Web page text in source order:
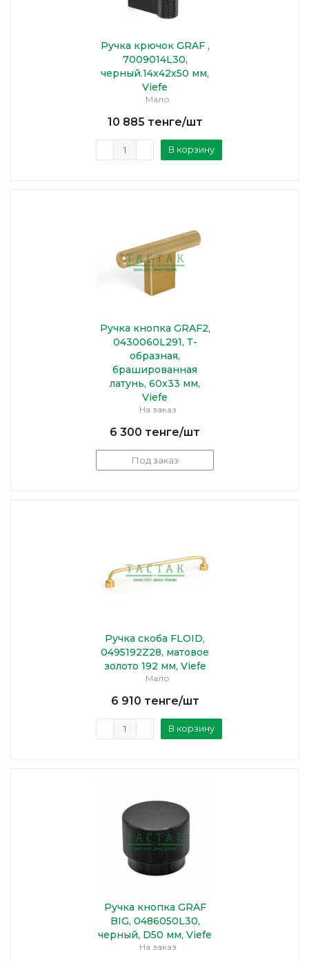
Ручка крючок GRAF ,
7009014L30,
черный.14х42х50 мм,
Viefe
Мало
10 885 тенге/шт
В корзину
Ручка кнопка GRAF2,
0430060L291, Т-
образная,
брашированная
латунь, 60x33 мм,
Viefe
На заказ
6 300 тенге/шт
Под заказ
Ручка скоба FLOID,
0495192Z28, матовое
золото 192 мм, Viefe
Мало
6 910 тенге/шт
В корзину
Ручка кнопка GRAF
BIG, 0486050L30,
черный, D50 мм, Viefe
На заказ